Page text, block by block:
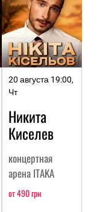
20 августа 19:00,
Чт
Никита
Киселев
концертная
арена ITAKA
от 490 грн